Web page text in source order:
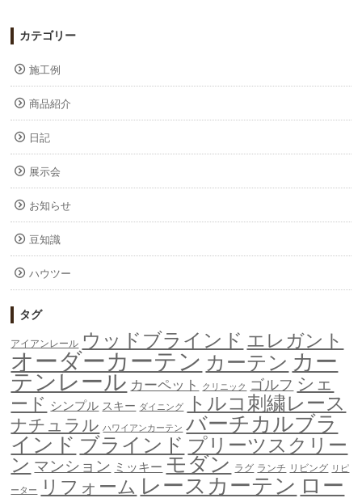
カテゴリー
施工例
商品紹介
日記
展示会
お知らせ
豆知識
ハウツー
タグ
アイアンレール ウッドブラインド エレガント
オーダーカーテン カーテン カー
テンレール カーペット クリニック ゴルフ シェ
ード シンプル スキー ダイニング トルコ刺繍レース
ナチュラル ハワイアンカーテン バーチカルブラ
インド ブラインド プリーツスクリー
ン マンション ミッキー モダン ラグ ランチ リビング リピ
ーター リフォーム レースカーテン ロー